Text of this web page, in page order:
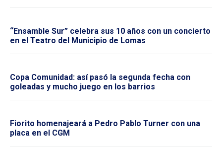
“Ensamble Sur” celebra sus 10 años con un concierto
en el Teatro del Municipio de Lomas
Copa Comunidad: así pasó la segunda fecha con
goleadas y mucho juego en los barrios
Fiorito homenajeará a Pedro Pablo Turner con una
placa en el CGM